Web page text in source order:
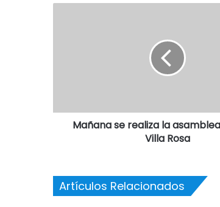
Mañana se realiza la
Villa Rosa
Artículos Relacionados